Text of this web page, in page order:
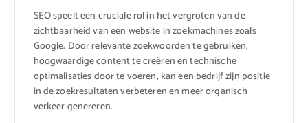
SEO speelt een cruciale rol in het vergroten van de
zichtbaarheid van een website in zoekmachines zoals
Google. Door relevante zoekwoorden te gebruiken,
hoogwaardige content te creëren en technische
optimalisaties door te voeren, kan een bedrijf zijn positie
in de zoekresultaten verbeteren en meer organisch
verkeer genereren.